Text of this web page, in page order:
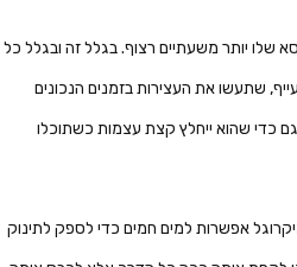
שלו יותר משעתיים רצוף. בגלל זה ובגלל כל
שתעשו את העצירות בזמנים הנכונים
כדי שהוא ייחלץ קצת עצמות כשתוכלו
אפשרות למים חמים כדי לספק לתינוק